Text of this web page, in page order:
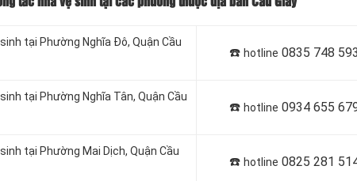
tại Phường Nghĩa Đô, Quận Cầu
☎️ hotline 0835 748 593
tại Phường Nghĩa Tân, Quận Cầu
☎️ hotline 0934 655
tại Phường Mai Dịch, Quận Cầu
☎️ hotline 0825 281